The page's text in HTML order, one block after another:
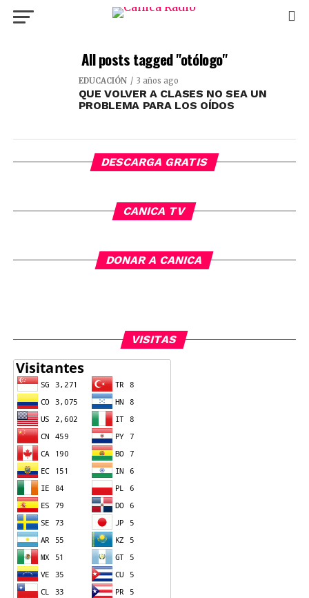
All posts tagged "otólogo"
EDUCACIÓN 3 años ago
QUE VOLVER A CLASES NO SEA UN
PROBLEMA PARA LOS OÍDOS
DESCARGA GRATIS
CANICA TV
DONAR A CANICA
VISITAS